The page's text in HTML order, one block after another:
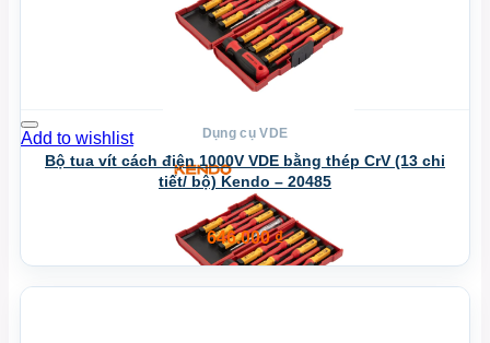
Add to wishlist Dụng cụ VDE
Bộ tua vít cách điện 1000V VDE bằng thép CrV (13 chi
tiết/ bộ) Kendo – 20485
646.000₫